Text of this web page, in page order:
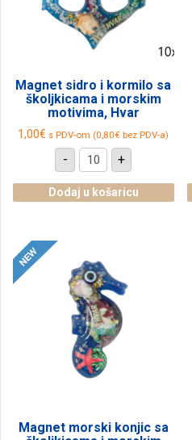
Magnet sidro i kormilo sa
školjkicama i morskim
motivima, Hvar
1,00€ s PDV-om (0,80€ bez PDV-a)
-
Magnet
sidro
kormilo
sa
Hvar
količina
+
Dodaj u košaricu
Magnet morski konjic sa